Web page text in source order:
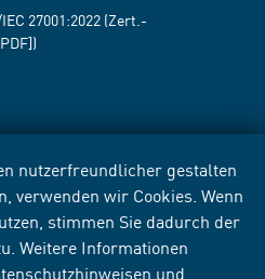
nutzerfreundlicher gestalten
verwenden wir Cookies. Wenn
stimmen Sie dadurch der
Weitere Informationen
und
27001:2022 (Zert.-